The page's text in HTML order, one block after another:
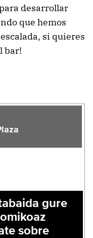
desarrollar
que hemos
si quieres
bar!
gure
sobre